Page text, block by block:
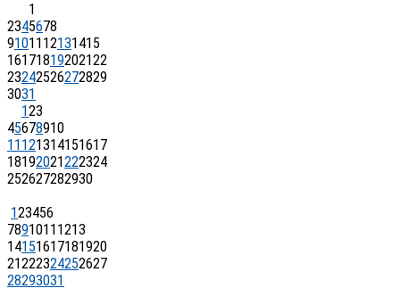
1
2345678
91011 12131415
16171819202122
23242526272829
3031
123
45678910
11 121314151617
18192021222324
252627282930
123456
7891011 1213
14151617181920
21222324252627
28293031